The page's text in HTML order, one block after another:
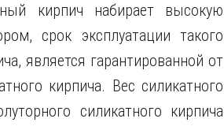
кирпич набирает высокую
срок эксплуатации такого
является гарантированной от
кирпича. Вес силикатного
силикатного кирпича